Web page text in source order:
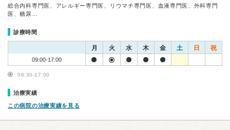
総合内科専門医、アレルギー専門医、リウマチ専門医、血液専門医、外科専門
医、糖尿…
診療時間
月 火 水 木 金 土 日 祝
09:00-17:00
08:30-17:00
治療実績
この病院の治療実績を見る